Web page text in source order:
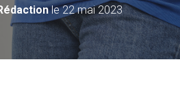
le22 mai 2023